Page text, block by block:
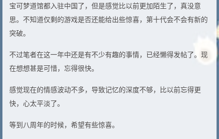
宝可梦道馆都入驻中国了，但是感觉比以前更加陌生了，真没意
思。不知道仅剩的游戏是否还能给出些惊喜，第十代会不会有新的
突破。
不过笔者在这一年中还是有不少有趣的事情，已经懒得发帖了。现
在想想甚是可惜，忘得很快。
感觉现在的情感波动不多，导致记忆的深度不够，比以前忘得更
快，心太平淡了。
等到八周年的时候，希望有些惊喜。